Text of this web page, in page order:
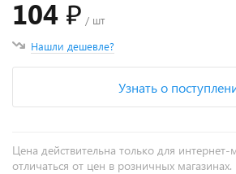
104 ₽ / шт
Нашли дешевле?
Узнать о
Цена действительна только для
отличаться от цен в розничных магазинах.